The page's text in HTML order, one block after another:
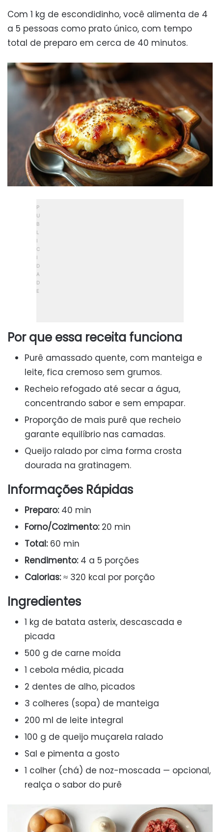
Com 1 kg de escondidinho, você alimenta de 4
a 5 pessoas como prato único, com tempo
total de preparo em cerca de 40 minutos.
Por que essa receita funciona
Purê amassado quente, com manteiga e
leite, fica cremoso sem grumos.
Recheio refogado até secar a água,
concentrando sabor e sem empapar.
Proporção de mais purê que recheio
garante equilíbrio nas camadas.
Queijo ralado por cima forma crosta
dourada na gratinagem.
Informações Rápidas
Preparo:40 min
Forno/Cozimento:20 min
Total:60 min
Rendimento:4 a 5 porções
Calorias:≈ 320 kcal por porção
Ingredientes
1 kg de batata asterix, descascada e
picada
500 g de carne moída
1 cebola média, picada
2 dentes de alho, picados
3 colheres (sopa) de manteiga
200 ml de leite integral
100 g de queijo muçarela ralado
Sal e pimenta a gosto
1 colher (chá) de noz-moscada — opcional,
realça o sabor do purê